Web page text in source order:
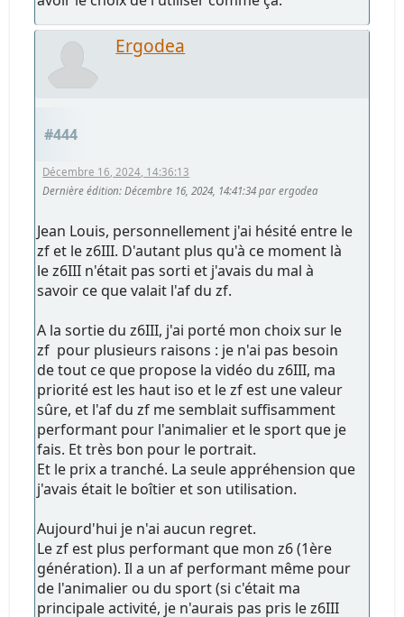
Ergodea
#444
Décembre 16, 2024, 14:36:13
Dernière édition: Décembre 16, 2024, 14:41:34 par ergodea
Jean Louis, personnellement j'ai hésité entre le
zf et le z6III. D'autant plus qu'à ce moment là
le z6III n'était pas sorti et j'avais du mal à
savoir ce que valait l'af du zf.
A la sortie du z6III, j'ai porté mon choix sur le
zf pour plusieurs raisons : je n'ai pas besoin
de tout ce que propose la vidéo du z6III, ma
priorité est les haut iso et le zf est une valeur
sûre, et l'af du zf me semblait suffisamment
performant pour l'animalier et le sport que je
fais. Et très bon pour le portrait.
Et le prix a tranché. La seule appréhension que
j'avais était le boîtier et son utilisation.
Aujourd'hui je n'ai aucun regret.
Le zf est plus performant que mon z6 (1ère
génération). Il a un af performant même pour
de l'animalier ou du sport (si c'était ma
principale activité, je n'aurais pas pris le z6III